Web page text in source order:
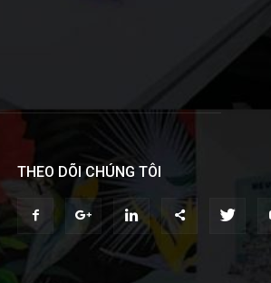
THEO DÕI CHÚNG TÔI